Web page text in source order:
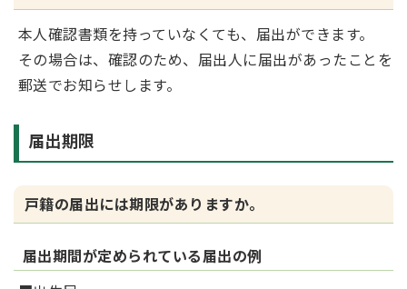
本人確認書類を持っていなくても、届出ができます。
その場合は、確認のため、届出人に届出があったことを
郵送でお知らせします。
届出期限
戸籍の届出には期限がありますか。
届出期間が定められている届出の例